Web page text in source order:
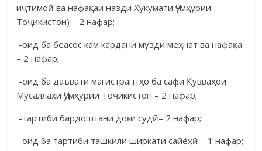
иҷтимоӣ ва нафақаи назди Ҳукумати Ҷум­ҳурии
Тоҷикистон) – 2 нафар;
-оид ба беасос кам кардани музди меҳнат ва нафақа
– 2 нафар;
-оид ба даъвати магистрантҳо ба сафи Қувваҳои
Мусаллаҳи Ҷумҳу­рии Тоҷикистон – 2 нафар;
-тартиби бардоштани доғи судӣ– 2 нафар;
-оид ба тартиби ташкили ширкати сайёҳӣ – 1 нафар;